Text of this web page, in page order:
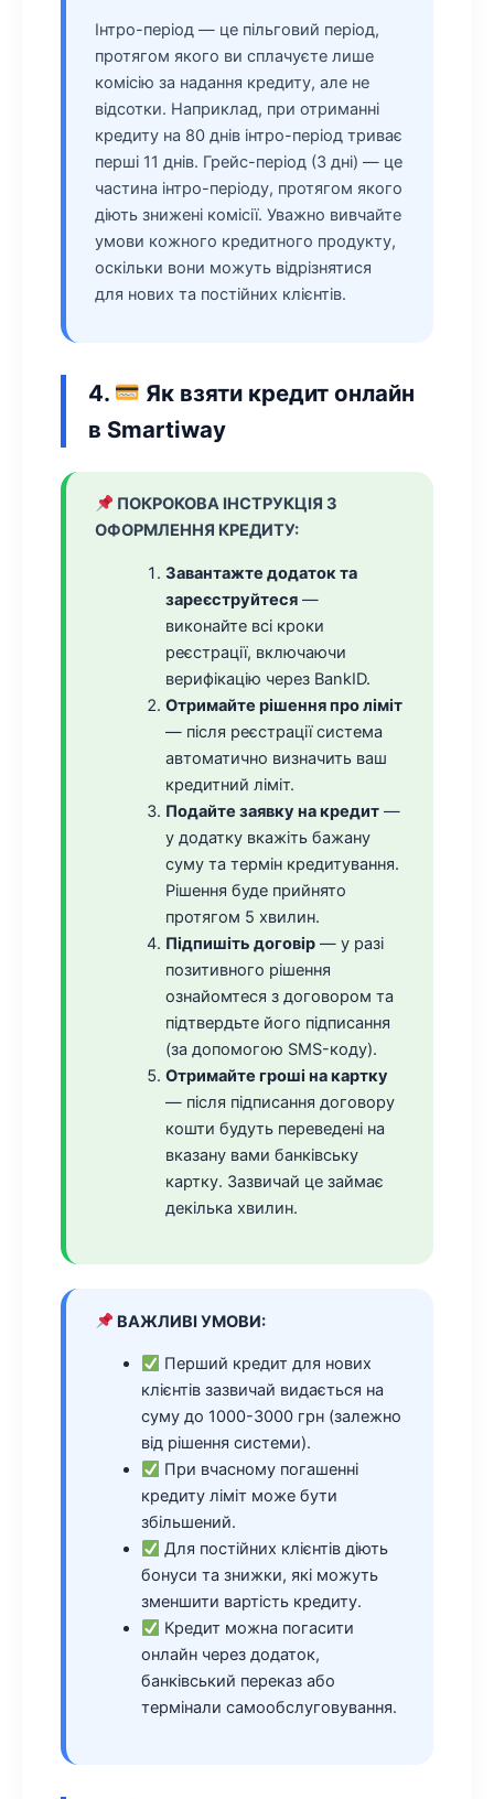
Інтро-період — це пільговий період,
протягом якого ви сплачуєте лише
комісію за надання кредиту, але не
відсотки. Наприклад, при отриманні
кредиту на 80 днів інтро-період триває
перші 11 днів. Грейс-період (3 дні) — це
частина інтро-періоду, протягом якого
діють знижені комісії. Уважно вивчайте
умови кожного кредитного продукту,
оскільки вони можуть відрізнятися
для нових та постійних клієнтів.
4.
Як взяти кредит онлайн
в Smartiway
ПОКРОКОВА ІНСТРУКЦІЯ З
ОФОРМЛЕННЯ КРЕДИТУ:
Завантажте додаток та
зареєструйтеся —
виконайте всі кроки
реєстрації, включаючи
верифікацію через BankID.
Отримайте рішення про ліміт
— після реєстрації система
автоматично визначить ваш
кредитний ліміт.
Подайте заявку на кредит —
у додатку вкажіть бажану
суму та термін кредитування.
Рішення буде прийнято
протягом 5 хвилин.
Підпишіть договір — у разі
позитивного рішення
ознайомтеся з договором та
підтвердьте його підписання
(за допомогою SMS-коду).
Отримайте гроші на картку
— після підписання договору
кошти будуть переведені на
вказану вами банківську
картку. Зазвичай це займає
декілька хвилин.
ВАЖЛИВІ УМОВИ:
Перший кредит для нових
клієнтів зазвичай видається на
суму до 1000-3000 грн (залежно
від рішення системи).
При вчасному погашенні
кредиту ліміт може бути
збільшений.
Для постійних клієнтів діють
бонуси та знижки, які можуть
зменшити вартість кредиту.
Кредит можна погасити
онлайн через додаток,
банківський переказ або
термінали самообслуговування.